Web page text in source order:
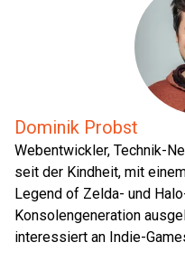
Dominik Probst
Webentwickler, Technik-
seit der Kindheit, mit
Legend of Zelda- und
Konsolengeneration
interessiert an Indie-